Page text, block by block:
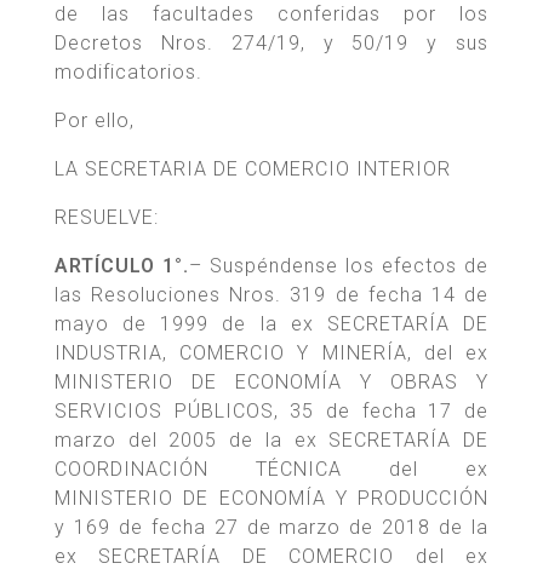
de las facultades conferidas por los
Decretos Nros. 274/19, y 50/19 y sus
modificatorios.
Por ello,
LA SECRETARIA DE COMERCIO INTERIOR
RESUELVE:
ARTÍCULO 1°.– Suspéndense los efectos de
las Resoluciones Nros. 319 de fecha 14 de
mayo de 1999 de la ex SECRETARÍA DE
INDUSTRIA, COMERCIO Y MINERÍA, del ex
MINISTERIO DE ECONOMÍA Y OBRAS Y
SERVICIOS PÚBLICOS, 35 de fecha 17 de
marzo del 2005 de la ex SECRETARÍA DE
COORDINACIÓN TÉCNICA del ex
MINISTERIO DE ECONOMÍA Y PRODUCCIÓN
y 169 de fecha 27 de marzo de 2018 de la
ex SECRETARÍA DE COMERCIO del ex